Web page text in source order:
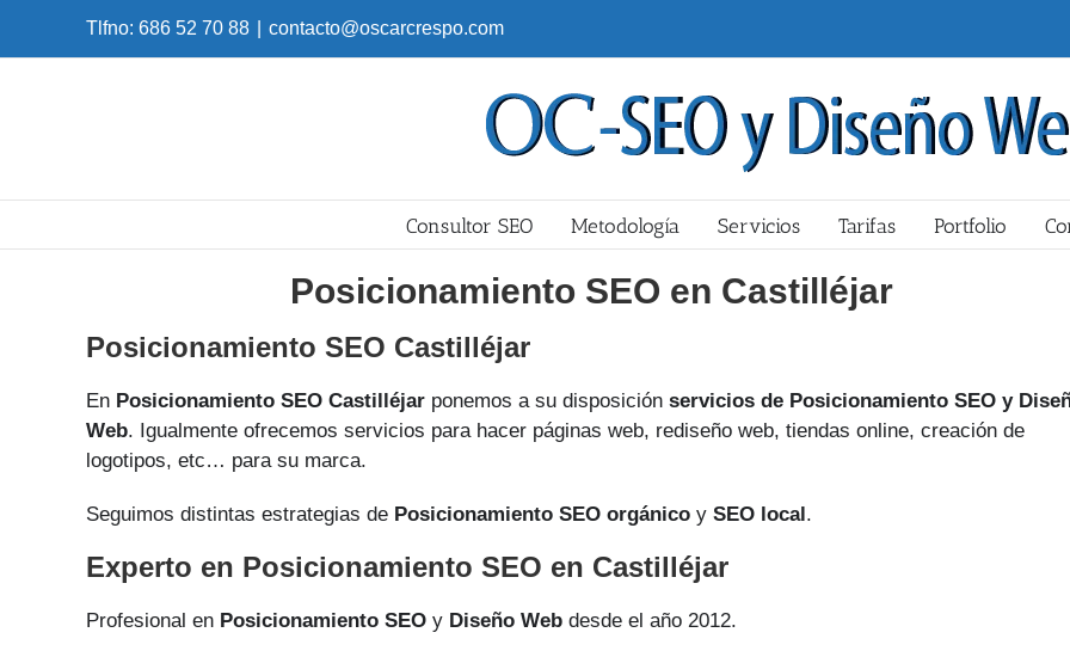
Tlfno: 686 52 70 88 contacto@oscarcrespo.com
Consultor SEO Metodología Servicios Tarifas Portfolio
Posicionamiento SEO en Castilléjar
Posicionamiento SEO Castilléjar
En Posicionamiento SEO Castilléjar ponemos a su disposición servicios de Posicionamiento SEO y
Web. Igualmente ofrecemos servicios para hacer páginas web, rediseño web, tiendas online, creación de
logotipos, etc… para su marca.
Seguimos distintas estrategias de Posicionamiento SEO orgánico y SEO local.
Experto en Posicionamiento SEO en Castilléjar
Profesional en Posicionamiento SEO y Diseño Web desde el año 2012.